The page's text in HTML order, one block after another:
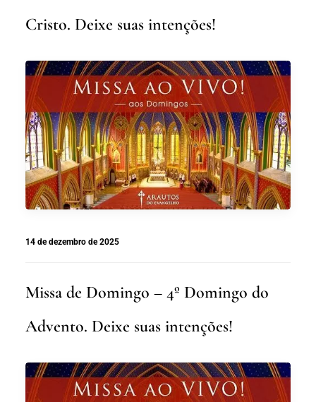
Cristo. Deixe suas intenções!
14 de dezembro de 2025
Missa de Domingo – 4º Domingo do
Advento. Deixe suas intenções!